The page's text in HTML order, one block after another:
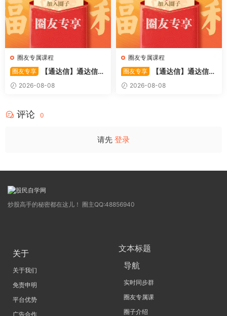
圈友专属课程
圈友专享
【通达信】通达信
〖极致主力〗主副图/选股 放
量不算突破，站上压力才算！
2026-08-08
圈友专属课程
圈友专享
【通达信】通达信
〖超强MACD〗副图指标 斐波
那契+三重共振，捕捉买卖
2026-08-08
评论 0
请先 登录
炒股高手的秘密都在这儿！ 圈主QQ:48856940
关于
关于我们
免责申明
平台优势
广告合作
文本标题
导航
实时同步群
圈友专属课
圈子介绍